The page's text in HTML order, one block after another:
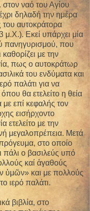
ναό του Αγίου
δηλαδή την ημέρα
του αυτοκράτορα
Εκεί υπάρχει μία
πανηγυρισμού, που
με την
πως ο αυτοκράτωρ
του ενδύματα και
παλάτι για να
θα ετελείτο η θεία
με επί κεφαλής τον
εισήρχοντο
ετελείτο με την
μεγαλοπρέπεια. Μετά
στο οποίο
πάλι ο βασιλεύς υπό
καί ἀγαθούς
ὑμῶν» και με πολλούς
ιερό παλάτι.
βιβλία, στο